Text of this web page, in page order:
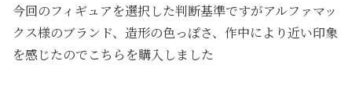
今回のフィギュアを選択した判断基準ですがアルファマッ
クス様のブランド、造形の色っぽさ、作中により近い印象
を感じたのでこちらを購入しました